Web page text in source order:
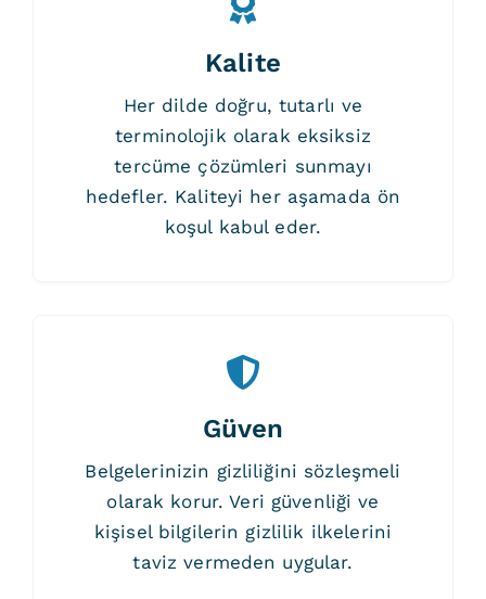
Kalite
Her dilde doğru, tutarlı ve
terminolojik olarak eksiksiz
tercüme çözümleri sunmayı
hedefler. Kaliteyi her aşamada ön
koşul kabul eder.
Güven
Belgelerinizin gizliliğini sözleşmeli
olarak korur. Veri güvenliği ve
kişisel bilgilerin gizlilik ilkelerini
taviz vermeden uygular.